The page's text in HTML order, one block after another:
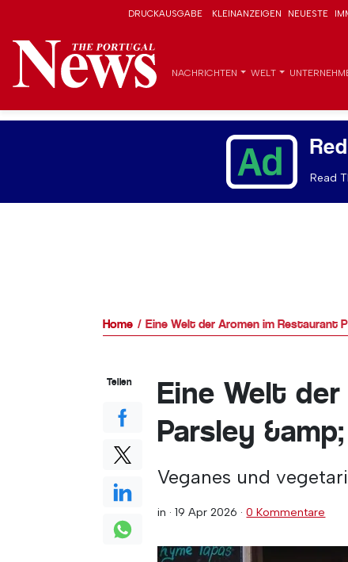
DRUCKAUSGABE KLEINANZEIGEN NEUESTE
NACHRICHTEN WELT
Read
Home Eine Welt der Aromen im Restaurant
Eine Welt
Parsley
Veganes und
in ·19 Apr 2026 ·0 Kommentare
Teilen